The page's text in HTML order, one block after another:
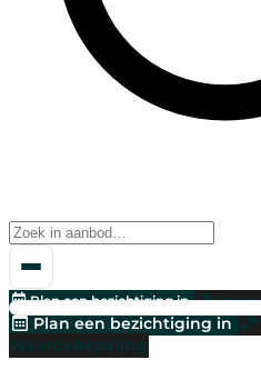
Plan een bezichtiging in Breng
Plan een bezichtiging in
Waardebepaling